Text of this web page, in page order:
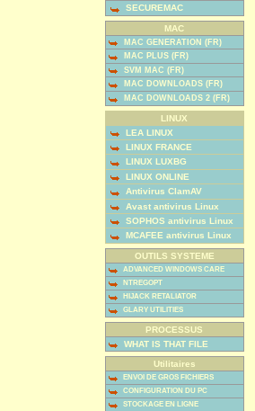
SECUREMAC
MAC
MAC GENERATION (FR)
MAC PLUS (FR)
SVM MAC (FR)
MAC DOWNLOADS (FR)
MAC DOWNLOADS 2 (FR)
LINUX
LEA LINUX
LINUX FRANCE
LINUX LUXBG
LINUX ONLINE
Antivirus ClamAV
Avast antivirus Linux
SOPHOS antivirus Linux
MCAFEE antivirus Linux
OUTILS SYSTEME
ADVANCED WINDOWS CARE
NTREGOPT
HIJACK RETALIATOR
GLARY UTILITIES
PROCESSUS
WHAT IS THAT FILE
Utilitaires
ENVOI DE GROS FICHIERS
CONFIGURATION DU PC
STOCKAGE EN LIGNE